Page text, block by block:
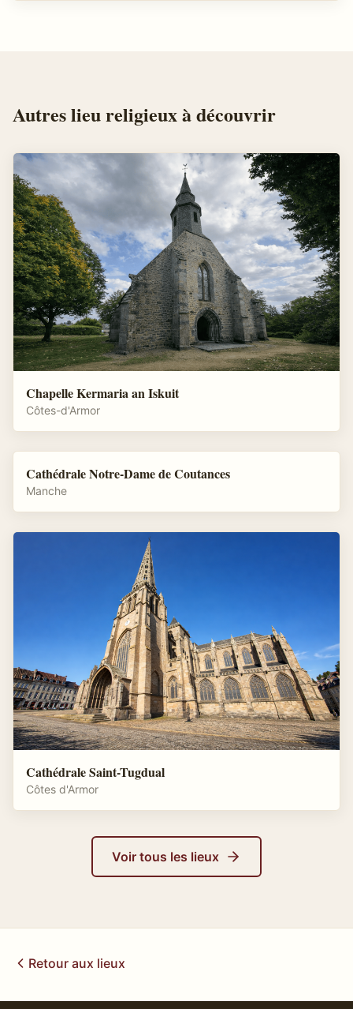
Autreslieu religieuxà découvrir
Chapelle Kermaria an Iskuit
Côtes-d'Armor
Cathédrale Notre-Dame de Coutances
Manche
Cathédrale Saint-Tugdual
Côtes d'Armor
Voir tous les lieux
Retour aux lieux